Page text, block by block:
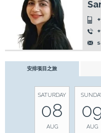
安排项目之旅
SATURDAY
08
AUG AUG